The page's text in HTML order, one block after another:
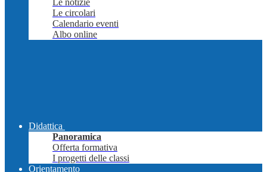
Le notizie
Le circolari
Calendario eventi
Albo online
Didattica
Panoramica
Offerta formativa
I progetti delle classi
Orientamento